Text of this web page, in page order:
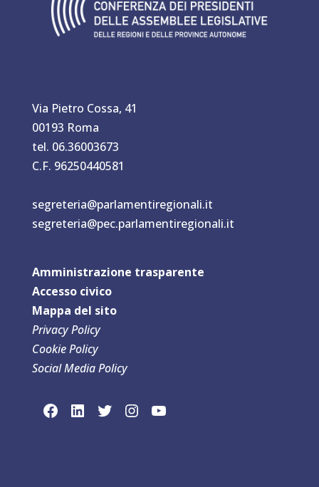
Via Pietro Cossa, 41
00193 Roma
tel. 06.36003673
C.F. 96250440581
segreteria@parlamentiregionali.it
segreteria@pec.parlamentiregionali.it
Amministrazione trasparente
Accesso civico
Mappa del sito
Privacy Policy
Cookie Policy
Social Media Policy
link social Facebook
link sociaLinkedln
link social Twitterlink social Instagram
link social YouTube